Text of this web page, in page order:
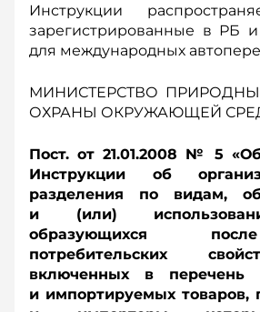
Инструкции
зарегистрированные в РБ
для международных
МИНИСТЕРСТВО
ОХРАНЫ ОКРУЖАЮЩЕЙ
Пост. от 21.01.2008 № 5
Инструкции об
разделения по видам,
и (или)
образующихся
потребительских
включенных в перечень
и импортируемых товаров,